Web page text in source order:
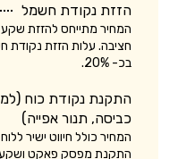
הזזת נקודת חשמל
חציבה. עלות הזזת נקודת
בכ- 20%.
התקנת נקודת כוח
כביסה, תנור אפייה)
המחיר כולל חיווט ישיר
התקנת מפסק פאקט ושקע